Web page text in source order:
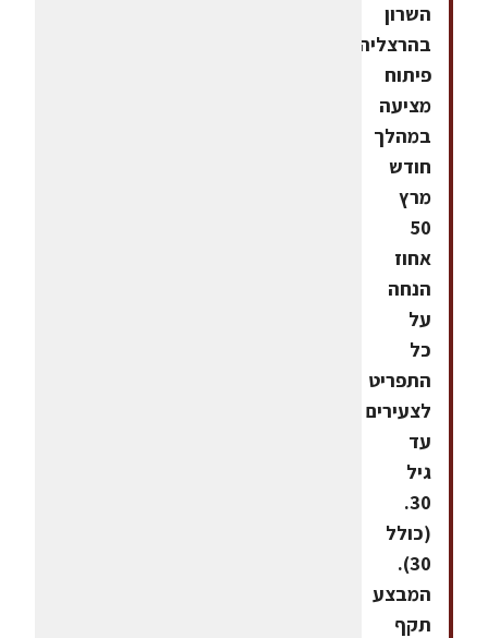
השרון
בהרצליה
פיתוח
מציעה
במהלך
חודש
מרץ
50
אחוז
הנחה
על
כל
התפריט
לצעירים
עד
גיל
30.
(כולל
30).
המבצע
תקף